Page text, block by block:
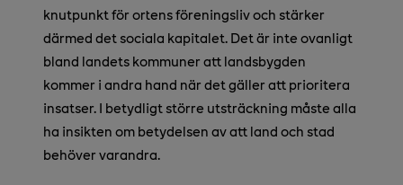
knutpunkt för ortens föreningsliv och stärker
därmed det sociala kapitalet. Det är inte ovanligt
bland landets kommuner att landsbygden
kommer i andra hand när det gäller att prioritera
insatser. I betydligt större utsträckning måste alla
ha insikten om betydelsen av att land och stad
behöver varandra.